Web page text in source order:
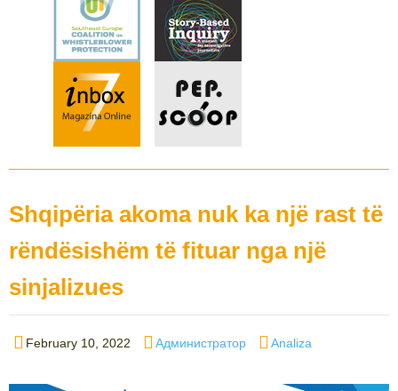
Shqipëria akoma nuk ka një rast të
rëndësishëm të fituar nga një
sinjalizues
Posted
February 10, 2022 Author
Администратор Categories
Analiza